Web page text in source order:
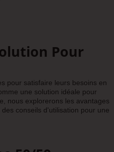
Pour
pour satisfaire leurs besoins en
une solution idéale pour
nous explorerons les avantages
conseils d'utilisation pour une